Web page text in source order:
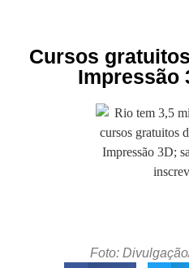
Cursos
Impressão
Foto: